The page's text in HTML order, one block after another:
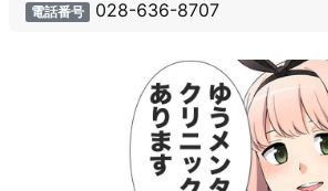
電話番号 028-636-8707